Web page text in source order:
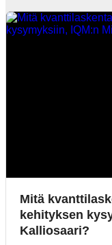
Mitä
kehityksen
Kalliosaari?